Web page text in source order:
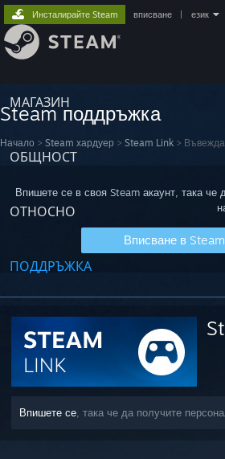
МАГАЗИН
ОБЩНОСТ
ОТНОСНО
ПОДДРЪЖКА
Инсталирайте Steam вписване език
Steam поддръжка
Начало > Steam хардуер > Steam Link >
Впишете се в своя Steam акаунт, така че
Вписване в Steam
Впишете се , така че да получите